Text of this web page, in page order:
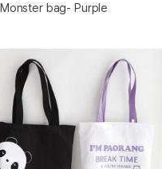
Monster bag- Purple